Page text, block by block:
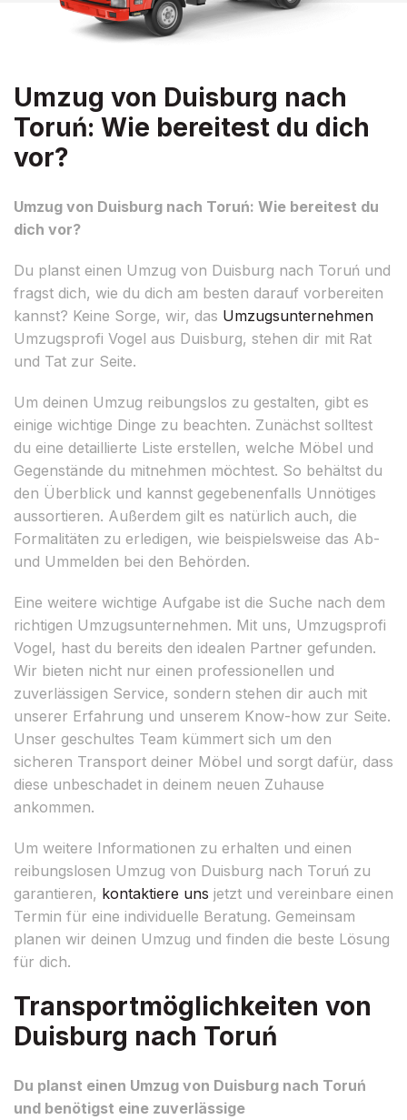
Umzug von Duisburg nach
Toruń: Wie bereitest du dich
vor?
Umzug von Duisburg nach Toruń: Wie bereitest du
dich vor?
Du planst einen Umzug von Duisburg nach Toruń und
fragst dich, wie du dich am besten darauf vorbereiten
kannst? Keine Sorge, wir, das Umzugsunternehmen
Umzugsprofi Vogel aus Duisburg, stehen dir mit Rat
und Tat zur Seite.
Um deinen Umzug reibungslos zu gestalten, gibt es
einige wichtige Dinge zu beachten. Zunächst solltest
du eine detaillierte Liste erstellen, welche Möbel und
Gegenstände du mitnehmen möchtest. So behältst du
den Überblick und kannst gegebenenfalls Unnötiges
aussortieren. Außerdem gilt es natürlich auch, die
Formalitäten zu erledigen, wie beispielsweise das Ab-
und Ummelden bei den Behörden.
Eine weitere wichtige Aufgabe ist die Suche nach dem
richtigen Umzugsunternehmen. Mit uns, Umzugsprofi
Vogel, hast du bereits den idealen Partner gefunden.
Wir bieten nicht nur einen professionellen und
zuverlässigen Service, sondern stehen dir auch mit
unserer Erfahrung und unserem Know-how zur Seite.
Unser geschultes Team kümmert sich um den
sicheren Transport deiner Möbel und sorgt dafür, dass
diese unbeschadet in deinem neuen Zuhause
ankommen.
Um weitere Informationen zu erhalten und einen
reibungslosen Umzug von Duisburg nach Toruń zu
garantieren, kontaktiere uns jetzt und vereinbare einen
Termin für eine individuelle Beratung. Gemeinsam
planen wir deinen Umzug und finden die beste Lösung
für dich.
Transportmöglichkeiten von
Duisburg nach Toruń
Du planst einen Umzug von Duisburg nach Toruń
und benötigst eine zuverlässige